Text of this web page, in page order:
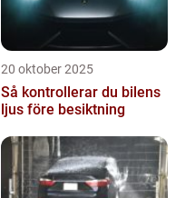
20 oktober 2025
Så kontrollerar du bilens
ljus före besiktning